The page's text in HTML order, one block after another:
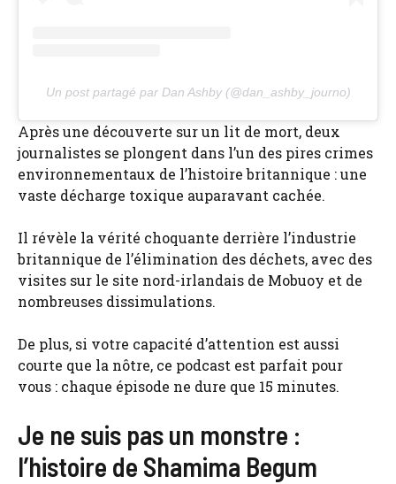
Un post partagé par Dan Ashby (@dan_ashby_journo)
Après une découverte sur un lit de mort, deux
journalistes se plongent dans l’un des pires crimes
environnementaux de l’histoire britannique : une
vaste décharge toxique auparavant cachée.
Il révèle la vérité choquante derrière l’industrie
britannique de l’élimination des déchets, avec des
visites sur le site nord-irlandais de Mobuoy et de
nombreuses dissimulations.
De plus, si votre capacité d’attention est aussi
courte que la nôtre, ce podcast est parfait pour
vous : chaque épisode ne dure que 15 minutes.
Je ne suis pas un monstre :
l’histoire de Shamima Begum